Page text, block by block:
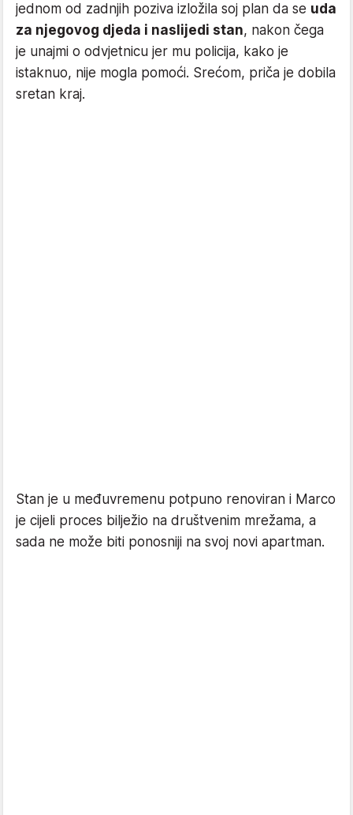
jednom od zadnjih poziva izložila soj plan da se uda
za njegovog djeda i naslijedi stan, nakon čega
je unajmi o odvjetnicu jer mu policija, kako je
istaknuo, nije mogla pomoći. Srećom, priča je dobila
sretan kraj.
Stan je u međuvremenu potpuno renoviran i Marco
je cijeli proces bilježio na društvenim mrežama, a
sada ne može biti ponosniji na svoj novi apartman.